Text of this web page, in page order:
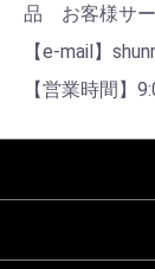
品 お客様サ
【e-mail】
【営業時間】